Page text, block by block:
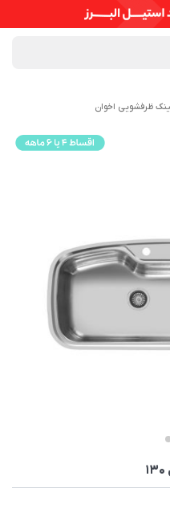
ظرفشویی اخوان